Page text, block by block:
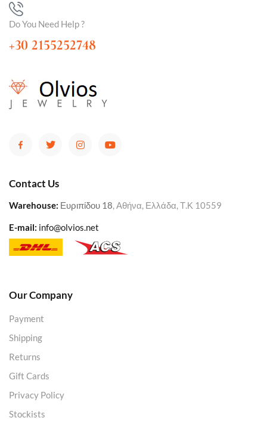
Do You Need Help ?
+30 2155252748
Contact Us
Warehouse: Ευριπίδου 18, Αθήνα, Ελλάδα, Τ.Κ 10559
E-mail: info@olvios.net
Our Company
Payment
Shipping
Returns
Gift Cards
Privacy Policy
Stockists